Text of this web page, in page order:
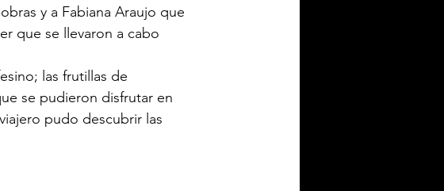
y a Fabiana Araujo que
que se llevaron a cabo
las frutillas de
se pudieron disfrutar en
pudo descubrir las